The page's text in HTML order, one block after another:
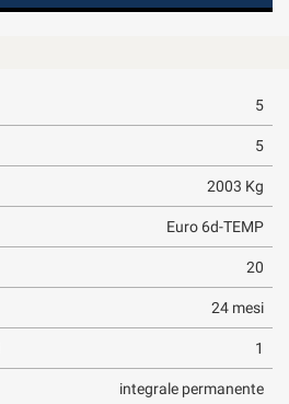
5
5
2003 Kg
Euro 6d-TEMP
20
24 mesi
1
integrale permanente